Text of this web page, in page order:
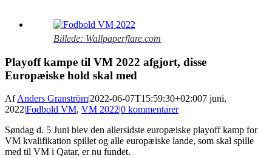
Billede: Wallpaperflare.com
Playoff kampe til VM 2022 afgjort, disse
Europæiske hold skal med
AfAnders Granström|2022-06-07T15:59:30+02:007 juni,
2022|Fodbold VM, VM 2022|0 kommentarer
Søndag d. 5 Juni blev den allersidste europæiske playoff kamp for
VM kvalifikation spillet og alle europæiske lande, som skal spille
med til VM i Qatar, er nu fundet.